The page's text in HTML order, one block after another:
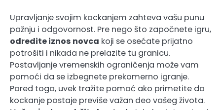
Upravljanje svojim kockanjem zahteva vašu punu
pažnju i odgovornost. Pre nego što započnete igru,
odredite iznos novca koji se osećate prijatno
potrošiti i nikada ne prelazite tu granicu.
Postavljanje vremenskih ograničenja može vam
pomoći da se izbegnete prekomerno igranje.
Pored toga, uvek tražite pomoć ako primetite da
kockanje postaje previše važan deo vašeg života.